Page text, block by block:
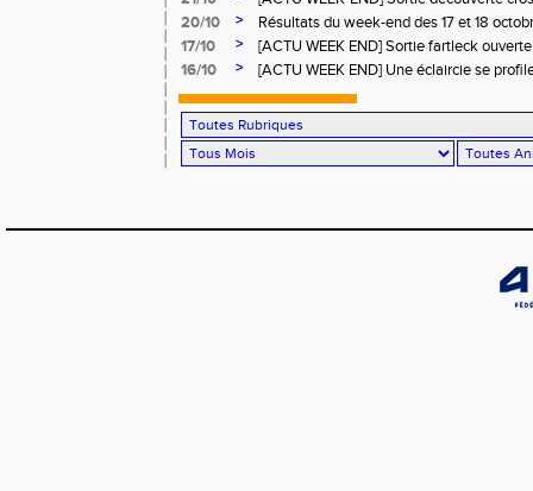
et tous runners.
20/10 >
Résultats du week-end des 17 et 18
17/10
>
[ACTU WEEK END] Sortie fartleck
runners.
16/10 >
[ACTU WEEK END] Une éclaircie se